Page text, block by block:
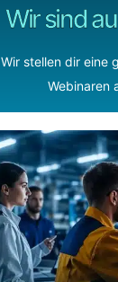
Wir sind
Wir stellen dir eine
Webinaren